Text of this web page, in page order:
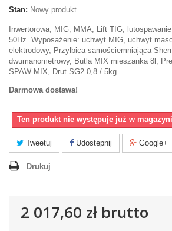
Stan: Nowy produkt
Inwertorowa, MIG, MMA, Lift TIG, lutospawanie
50Hz. Wyposażenie: uchwyt MIG, uchwyt
elektrodowy, Przyłbica samościemniająca
dwumanometrowy, Butla MIX mieszanka 8l,
SPAW-MIX, Drut SG2 0,8 / 5kg.
Darmowa dostawa!
Ten produkt nie występuje już w
Tweetuj Udostępnij Google+
Drukuj
2 017,60 złbrutto